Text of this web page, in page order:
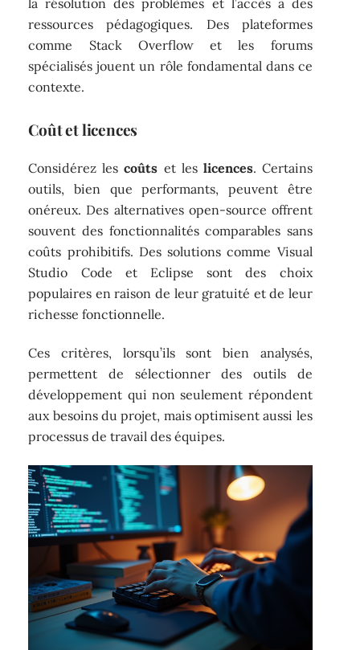
la résolution des problèmes et l’accès à des
ressources pédagogiques. Des plateformes
comme Stack Overflow et les forums
spécialisés jouent un rôle fondamental dans ce
contexte.
Coût et licences
Considérez lescoûts et les licences. Certains
outils, bien que performants, peuvent être
onéreux. Des alternatives open-source offrent
souvent des fonctionnalités comparables sans
coûts prohibitifs. Des solutions comme Visual
Studio Code et Eclipse sont des choix
populaires en raison de leur gratuité et de leur
richesse fonctionnelle.
Ces critères, lorsqu’ils sont bien analysés,
permettent de sélectionner des outils de
développement qui non seulement répondent
aux besoins du projet, mais optimisent aussi les
processus de travail des équipes.